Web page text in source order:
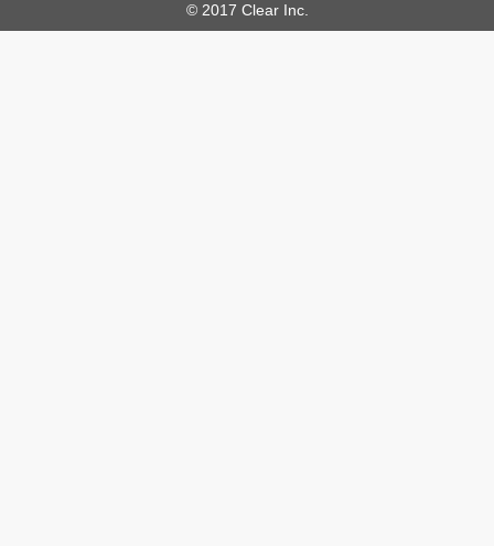
© 2017 Clear Inc.